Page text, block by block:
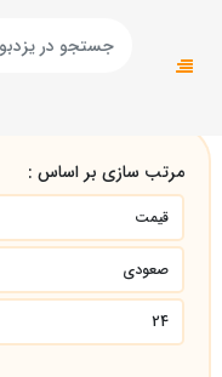
صفحه اصلی
مرتب سازی بر اساس :